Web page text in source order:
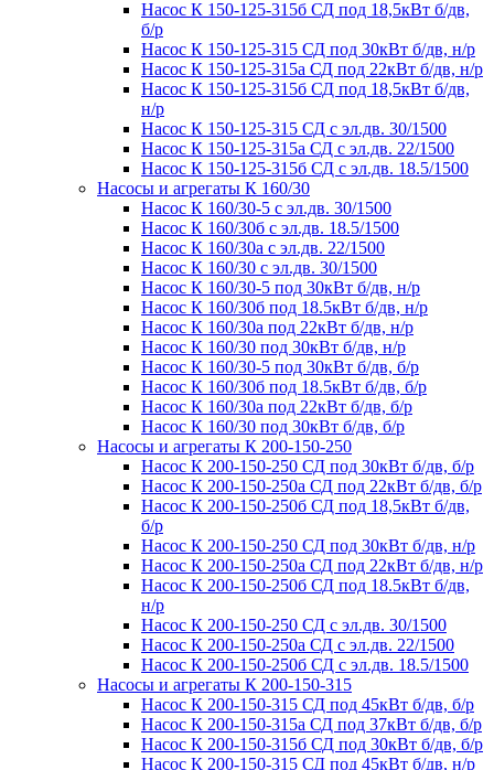
Насос К 150-125-315б СД под 18,5кВт б/дв,
б/р
Насос К 150-125-315 СД под 30кВт б/дв, н/р
Насос К 150-125-315а СД под 22кВт б/дв, н/р
Насос К 150-125-315б СД под 18,5кВт б/дв,
н/р
Насос К 150-125-315 СД с эл.дв. 30/1500
Насос К 150-125-315а СД с эл.дв. 22/1500
Насос К 150-125-315б СД с эл.дв. 18.5/1500
Насосы и агрегаты К 160/30
Насос К 160/30-5 с эл.дв. 30/1500
Насос К 160/30б с эл.дв. 18.5/1500
Насос К 160/30а с эл.дв. 22/1500
Насос К 160/30 с эл.дв. 30/1500
Насос К 160/30-5 под 30кВт б/дв, н/р
Насос К 160/30б под 18.5кВт б/дв, н/р
Насос К 160/30а под 22кВт б/дв, н/р
Насос К 160/30 под 30кВт б/дв, н/р
Насос К 160/30-5 под 30кВт б/дв, б/р
Насос К 160/30б под 18.5кВт б/дв, б/р
Насос К 160/30а под 22кВт б/дв, б/р
Насос К 160/30 под 30кВт б/дв, б/р
Насосы и агрегаты К 200-150-250
Насос К 200-150-250 СД под 30кВт б/дв, б/р
Насос К 200-150-250а СД под 22кВт б/дв, б/р
Насос К 200-150-250б СД под 18,5кВт б/дв,
б/р
Насос К 200-150-250 СД под 30кВт б/дв, н/р
Насос К 200-150-250а СД под 22кВт б/дв, н/р
Насос К 200-150-250б СД под 18.5кВт б/дв,
н/р
Насос К 200-150-250 СД с эл.дв. 30/1500
Насос К 200-150-250а СД с эл.дв. 22/1500
Насос К 200-150-250б СД с эл.дв. 18.5/1500
Насосы и агрегаты К 200-150-315
Насос К 200-150-315 СД под 45кВт б/дв, б/р
Насос К 200-150-315а СД под 37кВт б/дв, б/р
Насос К 200-150-315б СД под 30кВт б/дв, б/р
Насос К 200-150-315 СД под 45кВт б/дв, н/р